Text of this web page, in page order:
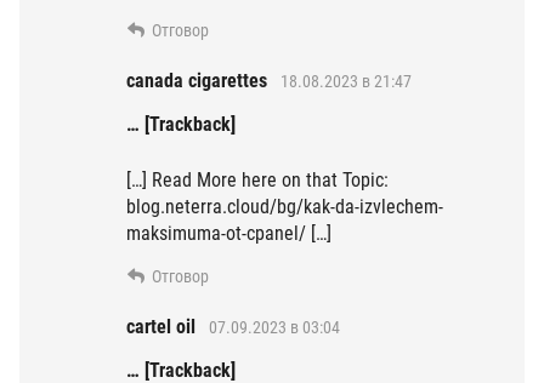
Отговор
canada cigarettes 18.08.2023 в 21:47
… [Trackback]
[…] Read More here on that Topic:
blog.neterra.cloud/bg/kak-da-izvlechem-
maksimuma-ot-cpanel/ […]
Отговор
cartel oil 07.09.2023 в 03:04
… [Trackback]